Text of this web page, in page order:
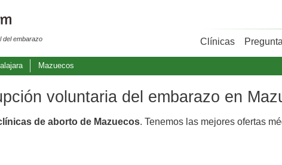
del embarazo Clínicas
Mazuecos
voluntaria del embarazo en
de aborto de Mazuecos. Tenemos las mejores ofertas